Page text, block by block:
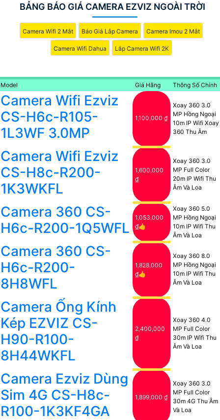
chuyên nghiệp.
BẢNG BÁO GIÁ CAMERA EZVIZ NGOÀI TRỜI
Camera Wifi 2 Mắt Báo Giá Lắp Camera Camera Imou 2 Mắt
Camera Wifi Dahua Lắp Camera Wifi 2K
Model Giá Hãng Thông Số Chính
Camera Wifi Ezviz
CS-H6c-R105-
1L3WF 3.0MP
1,100,000 ₫
Xoay 360 3.0
MP Hồng Ngoại
10m IP Wifi Xoay
360 Thu Âm
Camera Wifi Ezviz
CS-H8c-R200-
1K3WKFL
1,600,000
₫
Xoay 360 3.0
MP Full Color
20m IP Wifi Thu
Âm Và Loa
Camera 360 CS-
H6c-R200-1Q5WFL
1,053,000
₫👍
Xoay 360 5.0
MP Hồng Ngoại
10m IP Wifi Thu
Âm Và Loa
Camera 360 CS-
H6c-R200-
8H8WFL
1,828,000
₫👍
Xoay 360 8.0
MP Hồng Ngoại
10m IP Wifi Thu
Âm Và Loa
Camera Ống Kính
Kép EZVIZ CS-
H90-R100-
8H44WKFL
2,400,000
₫
Xoay 360 4.0
MP Full Color
30m IP Wifi Thu
Âm Và Loa
Camera Ezviz Dùng
Sim 4G CS-H8c-
R100-1K3KF4GA
1,899,000 ₫
Xoay 360 3.0
MP Full Color
30m 4G Thu Âm
Và Loa